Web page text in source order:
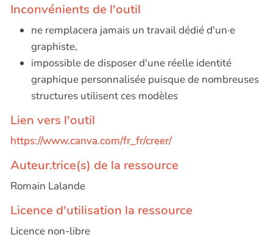
Inconvénients de l'outil
ne remplacera jamais un travail dédié d'un·e
graphiste,
impossible de disposer d'une réelle identité
graphique personnalisée puisque de nombreuses
structures utilisent ces modèles
Lien vers l'outil
https://www.canva.com/fr_fr/creer/
Auteur.trice(s) de la ressource
Romain Lalande
Licence d'utilisation la ressource
Licence non-libre